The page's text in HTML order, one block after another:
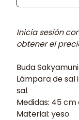
Inicia sesión
obtener el
Buda Sakyamuni
Lámpara de
sal.
Medidas: 45 cm
Material: yeso.